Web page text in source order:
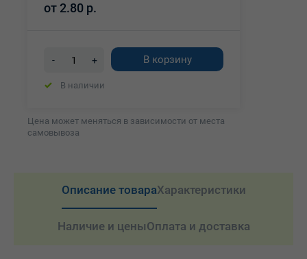
от 2.80 р.
- + В корзину
В наличии
Цена может меняться в зависимости от места
самовывоза
Описание товараХарактеристики
Наличие и ценыОплата и доставка